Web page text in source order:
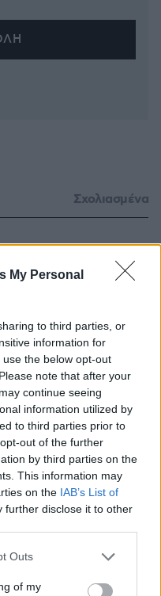
My Personal
to third parties, or
information for
the below opt-out
note that after your
continue seeing
information utilized by
to third parties prior to
out of the further
by third parties on the
This information may
on the IAB’s List of
further disclose it to other
one or more Google
You may click to
Outs
of my
Σχολιασμένα
5 επιλογές σε
που μας κάνει
Ελληνίδα θεά
προστάτη δεν
Χωροταξικό Πλαίσιο
για δόμηση και
του Κυριάκου